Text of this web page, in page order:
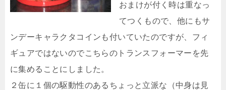
おまけが付く時は重なっ
てつくもので、他にもサ
ンデーキャラクタコインも付いていたのですが、フィ
ギュアではないのでこちらのトランスフォーマーを先
に集めることにしました。
２缶に１個の駆動性のあるちょっと立派な（中身は見